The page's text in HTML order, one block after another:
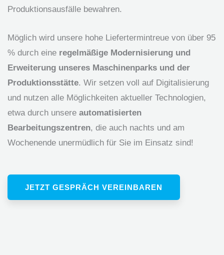
Produktionsausfälle bewahren.
Möglich wird unsere hohe Liefertermintreue von über 95
% durch eine regelmäßige Modernisierung und
Erweiterung unseres Maschinenparks und der
Produktionsstätte. Wir setzen voll auf Digitalisierung
und nutzen alle Möglichkeiten aktueller Technologien,
etwa durch unsere automatisierten
Bearbeitungszentren, die auch nachts und am
Wochenende unermüdlich für Sie im Einsatz sind!
JETZT GESPRÄCH VEREINBAREN